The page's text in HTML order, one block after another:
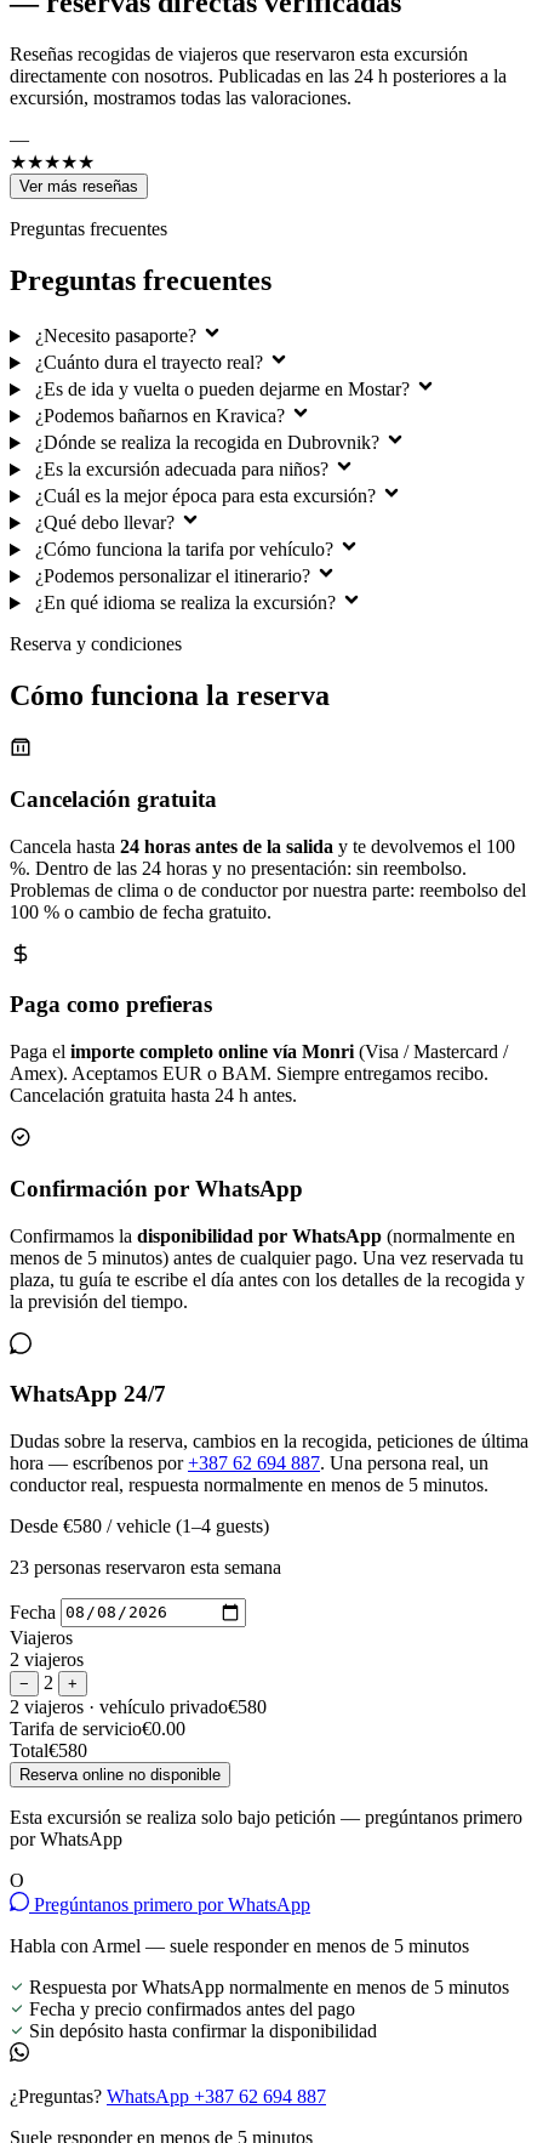
Reseñas recogidas de viajeros que reservaron esta excursión
directamente con nosotros. Publicadas en las 24 h posteriores a la
excursión, mostramos todas las valoraciones.
—
★★★★★
Ver más reseñas
Preguntas frecuentes
Preguntas frecuentes
¿Necesito pasaporte?
¿Cuánto dura el trayecto real?
¿Es de ida y vuelta o pueden dejarme en Mostar?
¿Podemos bañarnos en Kravica?
¿Dónde se realiza la recogida en Dubrovnik?
¿Es la excursión adecuada para niños?
¿Cuál es la mejor época para esta excursión?
¿Qué debo llevar?
¿Cómo funciona la tarifa por vehículo?
¿Podemos personalizar el itinerario?
¿En qué idioma se realiza la excursión?
Reserva y condiciones
Cómo funciona la reserva
Cancelación gratuita
Cancela hasta 24 horas antes de la salida y te devolvemos el 100
%. Dentro de las 24 horas y no presentación: sin reembolso.
Problemas de clima o de conductor por nuestra parte: reembolso del
100 % o cambio de fecha gratuito.
Paga como prefieras
Paga el importe completo online vía Monri (Visa / Mastercard /
Amex). Aceptamos EUR o BAM. Siempre entregamos recibo.
Cancelación gratuita hasta 24 h antes.
Confirmación por WhatsApp
Confirmamos la disponibilidad por WhatsApp (normalmente en
menos de 5 minutos) antes de cualquier pago. Una vez reservada tu
plaza, tu guía te escribe el día antes con los detalles de la recogida y
la previsión del tiempo.
WhatsApp 24/7
Dudas sobre la reserva, cambios en la recogida, peticiones de última
hora — escríbenos por+387 62 694 887. Una persona real, un
conductor real, respuesta normalmente en menos de 5 minutos.
Desde €580 / vehicle (1–4 guests)
23 personas reservaron esta semana
Fecha
Viajeros
2 viajeros
− 2 +
2 viajeros · vehículo privado€580
Tarifa de servicio€0.00
Total€580
Reserva online no disponible
Esta excursión se realiza solo bajo petición — pregúntanos primero
por WhatsApp
O
Pregúntanos primero por WhatsApp
Habla con Armel — suele responder en menos de 5 minutos
Respuesta por WhatsApp normalmente en menos de 5 minutos
Fecha y precio confirmados antes del pago
Sin depósito hasta confirmar la disponibilidad
¿Preguntas? WhatsApp +387 62 694 887
Suele responder en menos de 5 minutos